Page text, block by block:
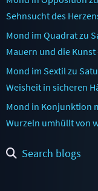
Sehnsucht des
Mond im Quadrat zu
Mauern und die
Mond im Sextil zu
Weisheit in sicheren
Mond in Konjunktion
Wurzeln umhüllt von
Search blogs